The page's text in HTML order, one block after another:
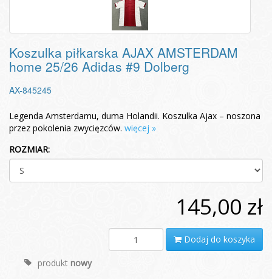
Koszulka piłkarska AJAX AMSTERDAM
home 25/26 Adidas #9 Dolberg
AX-845245
Legenda Amsterdamu, duma Holandii. Koszulka Ajax – noszona
przez pokolenia zwycięzców. więcej »
ROZMIAR:
145,00 zł
Dodaj do koszyka
produkt nowy